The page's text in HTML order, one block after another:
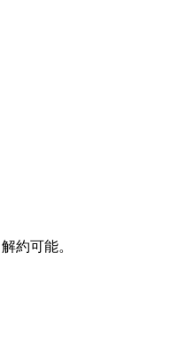
約可能。